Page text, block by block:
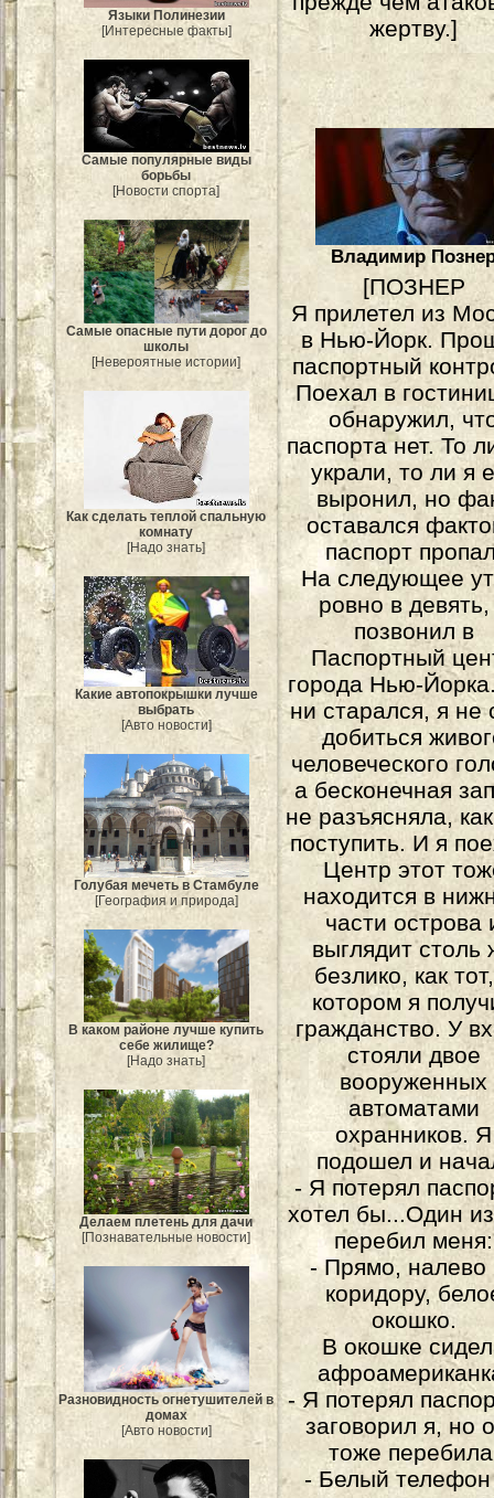
Языки Полинезии
[Интересные факты]
Самые популярные виды
борьбы
[Новости спорта]
Самые опасные пути дорог до
школы
[Невероятные истории]
Как сделать теплой спальную
комнату
[Надо знать]
Какие автопокрышки лучше
выбрать
[Авто новости]
Голубая мечеть в Стамбуле
[География и природа]
В каком районе лучше купить
себе жилище?
[Надо знать]
Делаем плетень для дачи
[Познавательные новости]
Разновидность огнетушителей в
домах
[Авто новости]
жертву.]
Владимир
[ПОЗНЕР
Я прилетел из
в Нью-Йорк.
паспортный
Поехал в
обнаружил,
паспорта нет. То
украли, то ли я
выронил, но
оставался
паспорт
На следующее
ровно в
позвонил в
Паспортный
города Нью-
ни старался, я не
добиться
человеческого
а бесконечная
не разъясняла,
поступить. И я
Центр этот
находится в
части острова
выглядит столь
безлико, как
котором я
гражданство. У
стояли двое
вооруженных
автоматами
охранников. Я
подошел и
- Я потерял
хотел бы...Один
перебил меня:
- Прямо, налево
коридору,
окошко.
В окошке
- Я потерял
заговорил я, но
тоже
- Белый